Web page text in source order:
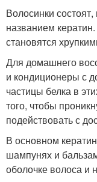
Волосинки
названием
становятся
Для домашнего
и кондиционеры с
частицы белка в
того, чтобы
подействовать с
В основном
шампунях и
оболочке волоса и